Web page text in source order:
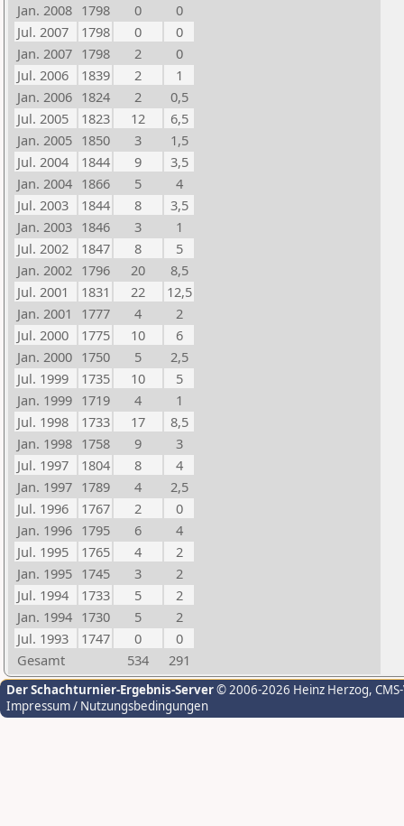
Jan. 2008 1798 0
0
Jul. 2007
1798 0
0
Jan. 2007 1798 2
0
Jul. 2006
1839 2
1
Jan. 2006 1824 2
0,5
Jul. 2005
1823 12
6,5
Jan. 2005 1850 3
1,5
Jul. 2004
1844 9
3,5
Jan. 2004 1866 5
4
Jul. 2003
1844 8
3,5
Jan. 2003 1846 3
1
Jul. 2002
1847 8
5
Jan. 2002 1796 20
8,5
Jul. 2001
1831 22
12,5
Jan. 2001
1777 4
2
Jul. 2000
1775 10
6
Jan. 2000 1750 5
2,5
Jul. 1999
1735 10
5
Jan. 1999 1719 4
1
Jul. 1998
1733 17
8,5
Jan. 1998 1758 9
3
Jul. 1997
1804 8
4
Jan. 1997 1789 4
2,5
Jul. 1996
1767 2
0
Jan. 1996 1795 6
4
Jul. 1995
1765 4
2
Jan. 1995 1745 3
2
Jul. 1994
1733 5
2
Jan. 1994 1730 5
2
Jul. 1993
1747 0
0
Gesamt
534 291
Der Schachturnier-Ergebnis-Server© 2006-2026 Heinz Herzog,
Impressum / Nutzungsbedingungen